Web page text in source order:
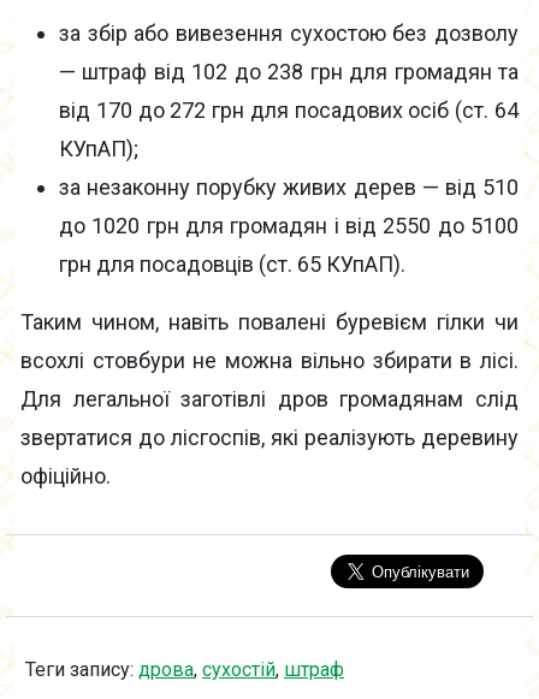
за збір або вивезення сухостою без дозволу
— штраф від 102 до 238 грн для громадян та
від 170 до 272 грн для посадових осіб (ст. 64
КУпАП);
за незаконну порубку живих дерев — від 510
до 1020 грн для громадян і від 2550 до 5100
грн для посадовців (ст. 65 КУпАП).
Таким чином, навіть повалені буревієм гілки чи
всохлі стовбури не можна вільно збирати в лісі.
Для легальної заготівлі дров громадянам слід
звертатися до лісгоспів, які реалізують деревину
офіційно.
Теги запису: дрова, сухостій, штраф